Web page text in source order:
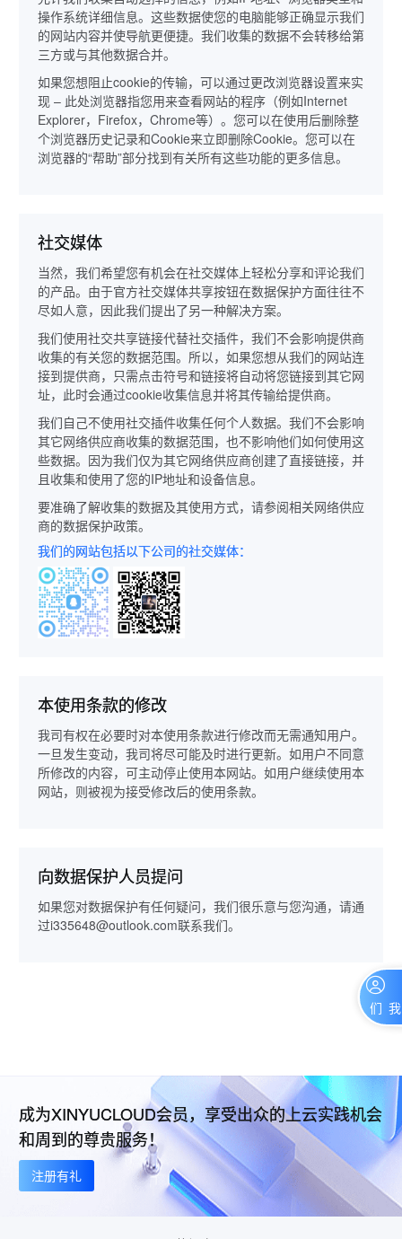
操作系统详细信息。这些数据使您的电脑能够正确显示我们
的网站内容并使导航更便捷。我们收集的数据不会转移给第
三方或与其他数据合并。
如果您想阻止cookie的传输，可以通过更改浏览器设置来实
现 – 此处浏览器指您用来查看网站的程序（例如Internet
Explorer，Firefox，Chrome等）。您可以在使用后删除整
个浏览器历史记录和Cookie来立即删除Cookie。您可以在
浏览器的“帮助”部分找到有关所有这些功能的更多信息。
社交媒体
当然，我们希望您有机会在社交媒体上轻松分享和评论我们
的产品。由于官方社交媒体共享按钮在数据保护方面往往不
尽如人意，因此我们提出了另一种解决方案。
我们使用社交共享链接代替社交插件，我们不会影响提供商
收集的有关您的数据范围。所以，如果您想从我们的网站连
接到提供商，只需点击符号和链接将自动将您链接到其它网
址，此时会通过cookie收集信息并将其传输给提供商。
我们自己不使用社交插件收集任何个人数据。我们不会影响
其它网络供应商收集的数据范围，也不影响他们如何使用这
些数据。因为我们仅为其它网络供应商创建了直接链接，并
且收集和使用了您的IP地址和设备信息。
要准确了解收集的数据及其使用方式，请参阅相关网络供应
商的数据保护政策。
我们的网站包括以下公司的社交媒体：
本使用条款的修改
我司有权在必要时对本使用条款进行修改而无需通知用户。
一旦发生变动，我司将尽可能及时进行更新。如用户不同意
所修改的内容，可主动停止使用本网站。如用户继续使用本
网站，则被视为接受修改后的使用条款。
向数据保护人员提问
如果您对数据保护有任何疑问，我们很乐意与您沟通，请通
过i335648@outlook.com联系我们。
成为XINYUCLOUD会员，享受出众的上云实践机会
和周到的尊贵服务！
注册有礼
联系我们